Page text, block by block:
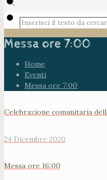
Messa ore 7:00
Home
Eventi
Messa ore 7:00
Celebrazione comunitaria
24 Dicembre 2020
Messa ore 16:00